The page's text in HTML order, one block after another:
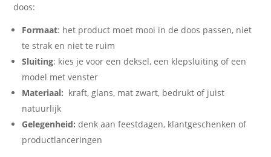
doos:
Formaat: het product moet mooi in de doos passen, niet
te strak en niet te ruim
Sluiting: kies je voor een deksel, een klepsluiting of een
model met venster
Materiaal: kraft, glans, mat zwart, bedrukt of juist
natuurlijk
Gelegenheid:denk aan feestdagen, klantgeschenken of
productlanceringen